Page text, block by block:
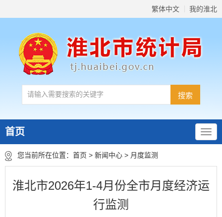
繁体中文 我的淮北
首页
您当前所在位置： 首页 > 新闻中心 > 月度监测
淮北市2026年1-4月份全市月度经济运
行监测